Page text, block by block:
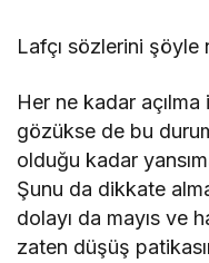
Lafçı sözlerini şöyle
Her ne kadar
gözükse de bu
olduğu kadar
Şunu da dikkate
dolayı da mayıs ve
zaten düşüş